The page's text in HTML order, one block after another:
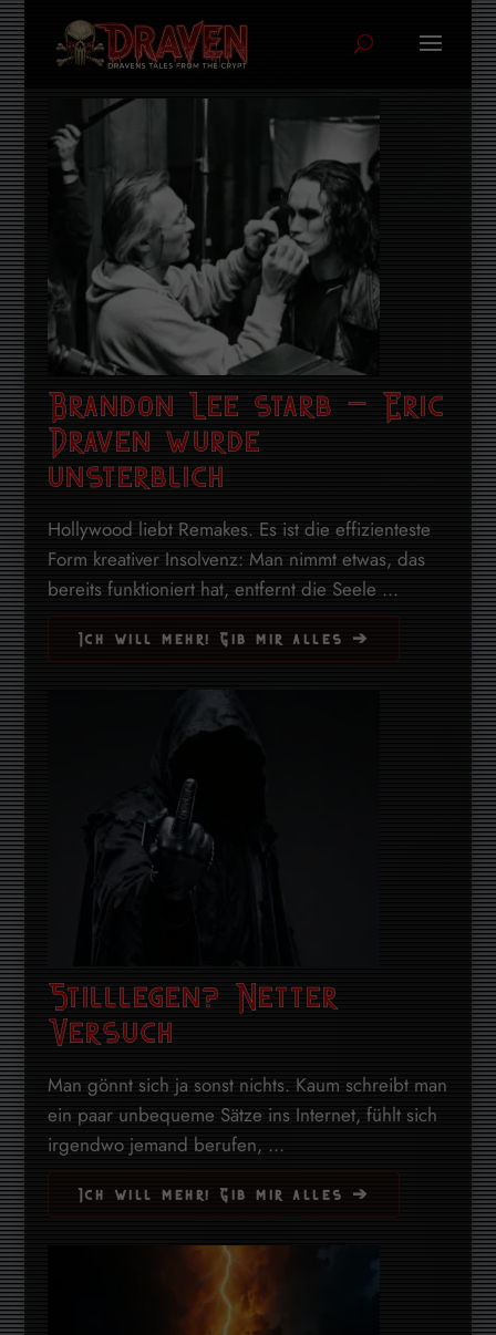
Brandon Lee starb – Eric
Draven wurde
unsterblich
Hollywood liebt Remakes. Es ist die effizienteste
Form kreativer Insolvenz: Man nimmt etwas, das
bereits funktioniert hat, entfernt die Seele ...
Ich will mehr! Gib mir alles ➔
Stilllegen? Netter
Versuch
Man gönnt sich ja sonst nichts. Kaum schreibt man
ein paar unbequeme Sätze ins Internet, fühlt sich
irgendwo jemand berufen, ...
Ich will mehr! Gib mir alles ➔